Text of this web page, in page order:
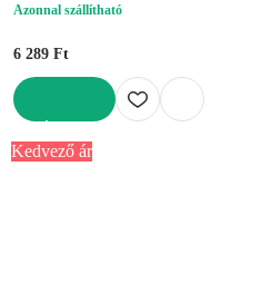
Azonnal szállítható
6 289 Ft
Kedvező ár